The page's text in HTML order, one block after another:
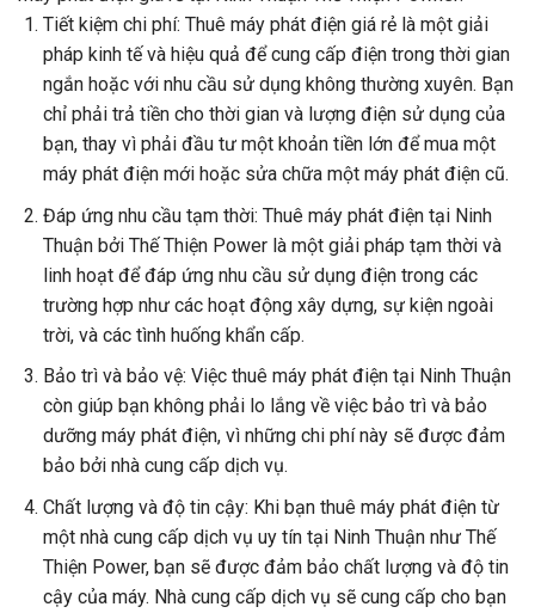
Tiết kiệm chi phí: Thuê máy phát điện giá rẻ là một giải
pháp kinh tế và hiệu quả để cung cấp điện trong thời gian
ngắn hoặc với nhu cầu sử dụng không thường xuyên. Bạn
chỉ phải trả tiền cho thời gian và lượng điện sử dụng của
bạn, thay vì phải đầu tư một khoản tiền lớn để mua một
máy phát điện mới hoặc sửa chữa một máy phát điện cũ.
Đáp ứng nhu cầu tạm thời: Thuê máy phát điện tại Ninh
Thuận bởi Thế Thiện Power là một giải pháp tạm thời và
linh hoạt để đáp ứng nhu cầu sử dụng điện trong các
trường hợp như các hoạt động xây dựng, sự kiện ngoài
trời, và các tình huống khẩn cấp.
Bảo trì và bảo vệ: Việc thuê máy phát điện tại Ninh Thuận
còn giúp bạn không phải lo lắng về việc bảo trì và bảo
dưỡng máy phát điện, vì những chi phí này sẽ được đảm
bảo bởi nhà cung cấp dịch vụ.
Chất lượng và độ tin cậy: Khi bạn thuê máy phát điện từ
một nhà cung cấp dịch vụ uy tín tại Ninh Thuận như Thế
Thiện Power, bạn sẽ được đảm bảo chất lượng và độ tin
cậy của máy. Nhà cung cấp dịch vụ sẽ cung cấp cho bạn